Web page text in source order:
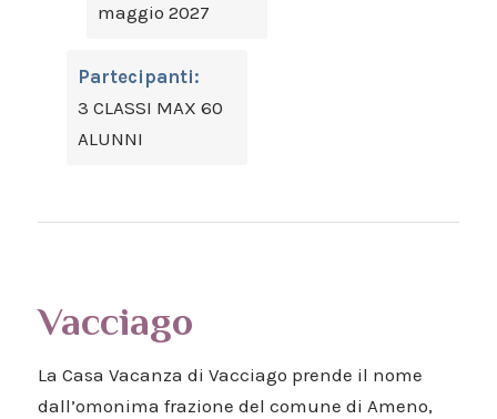
maggio 2027
Partecipanti:
3 CLASSI MAX 60
ALUNNI
Vacciago
La Casa Vacanza di Vacciago prende il nome
dall’omonima frazione del comune di Ameno,